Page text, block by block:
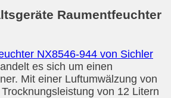
Raumentfeuchter
NX8546-944 von Sichler
es sich um einen
Mit einer Luftumwälzung von
von 12 Litern